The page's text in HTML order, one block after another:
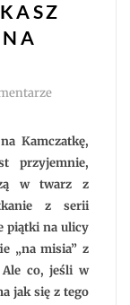
do
robić,
gdy
spotkasz
niedźwiedzia
na
szlaku?
Kamczatkę,
przyjemnie,
w twarz z
z serii
piątki na ulicy
„na misia” z
Ale co, jeśli w
jak się z tego